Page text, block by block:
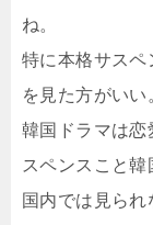
ね。
特に本格サスペ
を見た方がいい
韓国ドラマは恋
スペンスこと韓
国内では見ら